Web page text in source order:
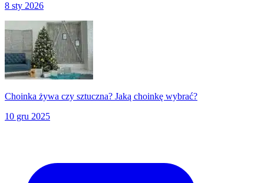
8 sty 2026
Choinka żywa czy sztuczna? Jaką choinkę wybrać?
10 gru 2025